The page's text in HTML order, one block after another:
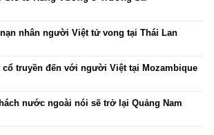
nhân người Việt tử vong tại Thái Lan
cổ truyền đến với người Việt tại Mozambique
nước ngoài nói sẽ trở lại Quảng Nam